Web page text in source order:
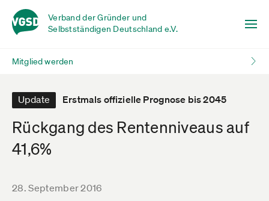
Verband der Gründer und
Selbstständigen Deutschland e.V.
Mitglied werden
Update Erstmals offizielle Prognose bis 2045
Rückgang des Rentenniveaus auf
41,6%
28. September 2016